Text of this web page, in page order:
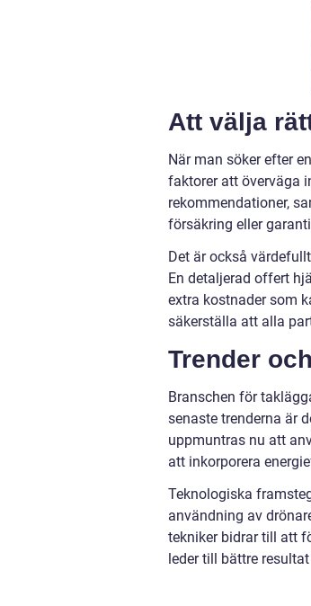
Att välja
När man söker efter
faktorer att överväga
rekommendationer,
försäkring eller
Det är också
En detaljerad offert
extra kostnader som
säkerställa att alla
Trender
Branschen för
senaste trenderna är
uppmuntras nu att
att inkorporera
Teknologiska
användning av
tekniker bidrar till att
leder till bättre